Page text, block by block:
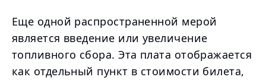
Еще одной распространенной мерой
является введение или увеличение
топливного сбора. Эта плата отображается
как отдельный пункт в стоимости билета,